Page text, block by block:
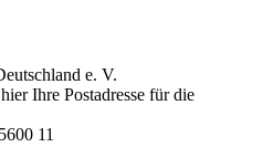
e. V.
Ihre Postadresse für die
11